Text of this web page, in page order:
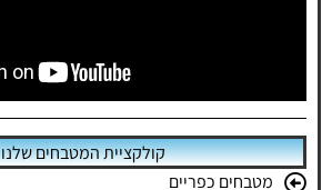
קולקציית המטבחים שלנו
מטבחים כפריים